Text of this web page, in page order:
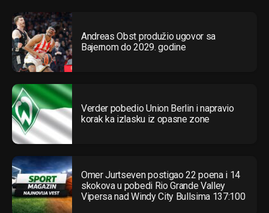
Andreas Obst produžio ugovor sa
Bajernom do 2029. godine
Verder pobedio Union Berlin i napravio
korak ka izlasku iz opasne zone
Omer Jurtseven postigao 22 poena i 14
skokova u pobedi Rio Grande Valley
Vipersa nad Windy City Bullsima 137:100